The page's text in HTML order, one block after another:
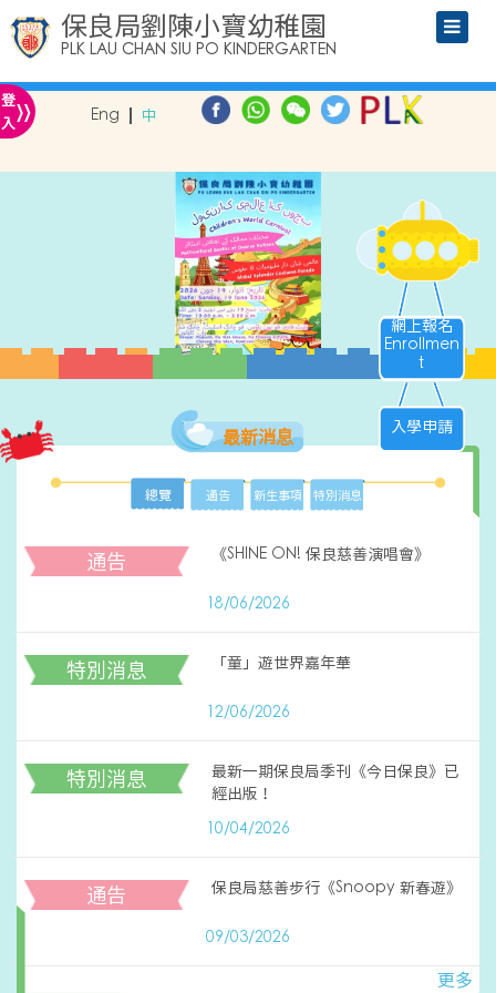
保良局劉陳小寶幼稚園
PLK LAU CHAN SIU PO KINDERGARTEN
登
入» Eng 中
網上報名
Enrollmen
t
入學申請
最新消息
總覽 通告 新生事項 特別消息
通告 《SHINE ON! 保良慈善演唱會》
18/06/2026
特別消息 「童」遊世界嘉年華
12/06/2026
特別消息
最新一期保良局季刊《今日保良》已
經出版！
10/04/2026
通告 保良局慈善步行《Snoopy 新春遊》
09/03/2026
更多